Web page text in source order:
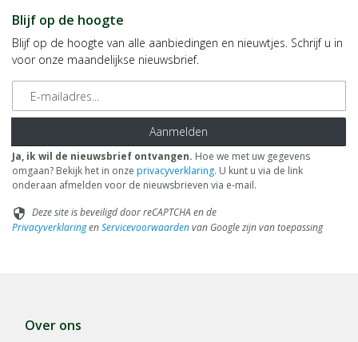
Blijf op de hoogte
Blijf op de hoogte van alle aanbiedingen en nieuwtjes. Schrijf u in
voor onze maandelijkse nieuwsbrief.
E-mailadres
Aanmelden
Ja, ik wil de nieuwsbrief ontvangen. Hoe we met uw gegevens
omgaan? Bekijk het in onze privacyverklaring. U kunt u via de link
onderaan afmelden voor de nieuwsbrieven via e-mail.
security Deze site is beveiligd door reCAPTCHA en de
PrivacyverklaringenServicevoorwaardenvan Google zijn van toepassing
Over ons